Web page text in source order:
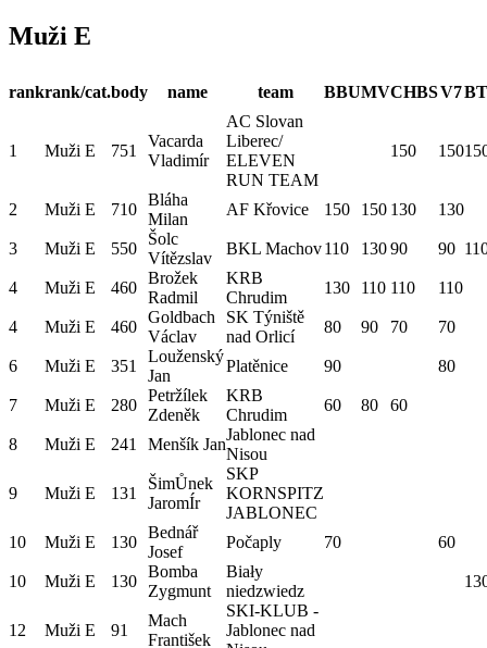
Muži E
rankrank/cat.body name team BBUMVCHBSV7
1 Muži E 751
Vacarda
Vladimír
AC Slovan
Liberec/
ELEVEN
RUN TEAM
150 150
2 Muži E 710
Bláha
Milan
AF Křovice 150 150 130 130
3 Muži E 550
Šolc
Vítězslav
BKL Machov110 13090 90
4 Muži E 460
Brožek
Radmil
KRB
Chrudim
130 110 110 110
4 Muži E 460
Goldbach
Václav
SK Týniště
nad Orlicí
80 90 70 70
6 Muži E 351
Louženský
Jan
Platěnice 90 80
7 Muži E 280
Petržílek
Zdeněk
KRB
Chrudim
60 80 60
8 Muži E 241 Menšík Jan
Jablonec nad
Nisou
9 Muži E 131
ŠimŮnek
JaromÍr
SKP
KORNSPITZ
JABLONEC
10
Muži E 130
Bednář
Josef
Počaply 70 60
10 Muži E 130
Bomba
Zygmunt
Biały
niedzwiedz
12 Muži E 91
Mach
František
SKI-KLUB -
Jablonec nad